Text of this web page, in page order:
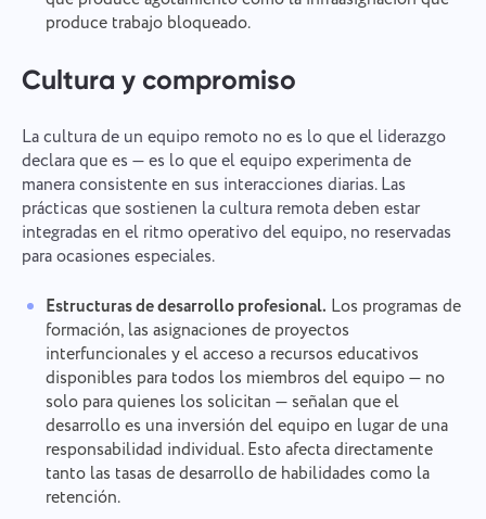
produce trabajo bloqueado.
Cultura y compromiso
La cultura de un equipo remoto no es lo que el liderazgo
declara que es — es lo que el equipo experimenta de
manera consistente en sus interacciones diarias. Las
prácticas que sostienen la cultura remota deben estar
integradas en el ritmo operativo del equipo, no reservadas
para ocasiones especiales.
Estructuras de desarrollo profesional. Los programas de
formación, las asignaciones de proyectos
interfuncionales y el acceso a recursos educativos
disponibles para todos los miembros del equipo — no
solo para quienes los solicitan — señalan que el
desarrollo es una inversión del equipo en lugar de una
responsabilidad individual. Esto afecta directamente
tanto las tasas de desarrollo de habilidades como la
retención.